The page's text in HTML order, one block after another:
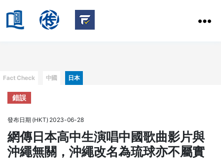
HKBU
of
Communication
Categories
Fact Check 中國 日本
錯誤
發布日期 (HKT) 2023-06-28
網傳日本高中生演唱中國歌曲影片與
沖繩無關，沖繩改名為琉球亦不屬實